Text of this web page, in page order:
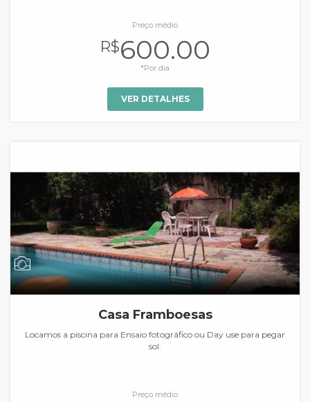
Preço médio
R$600.00
*Por dia
VER DETALHES
Casa Framboesas
Locamos a piscina para Ensaio fotográfico ou Day use para pegar
sol.
Preço médio